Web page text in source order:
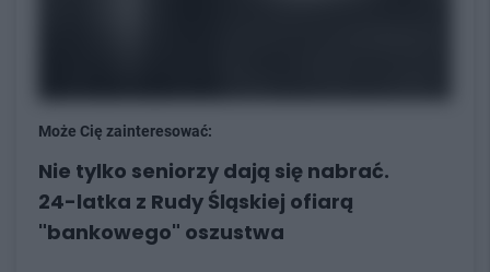
Może Cię zainteresować:
Nie tylko seniorzy dają się nabrać.
24-latka z Rudy Śląskiej ofiarą
"bankowego" oszustwa